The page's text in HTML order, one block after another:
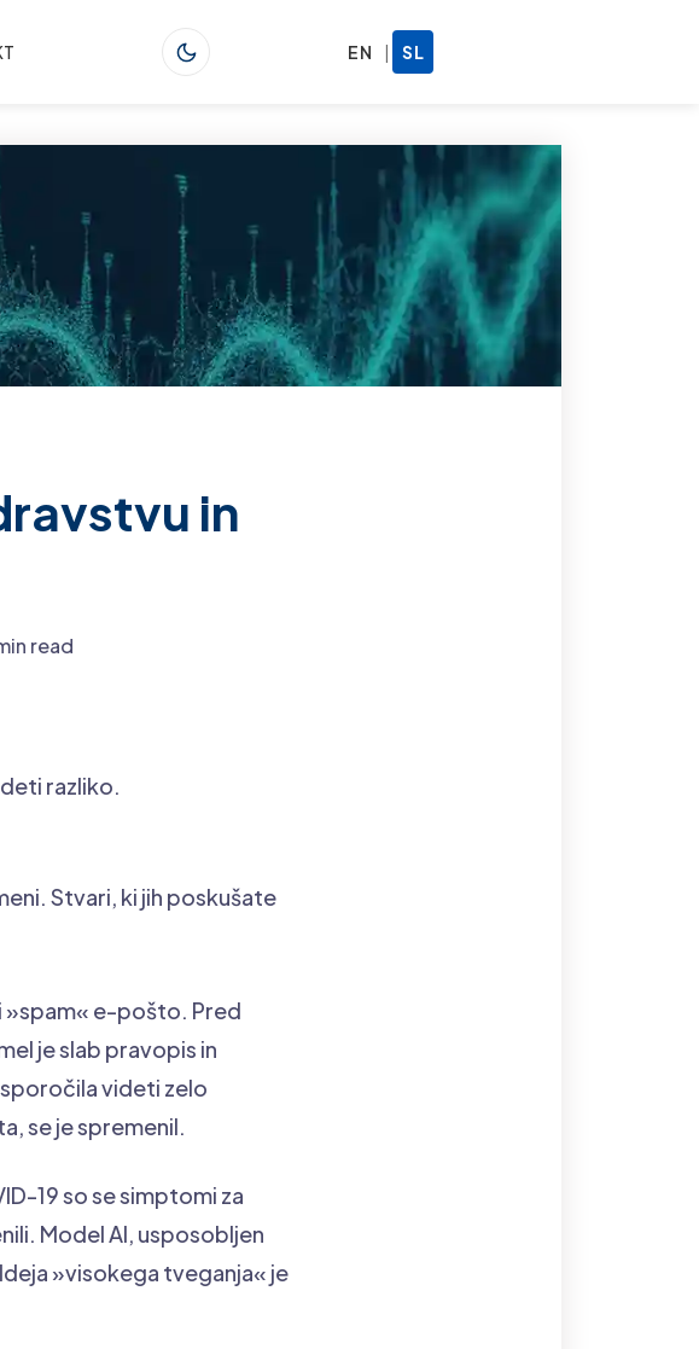
EN | SL
in
read
razliko.
Stvari, ki jih poskušate
»spam« e-pošto. Pred
je slab pravopis in
videti zelo
se je spremenil.
19 so se simptomi za
Model AI, usposobljen
»visokega tveganja« je